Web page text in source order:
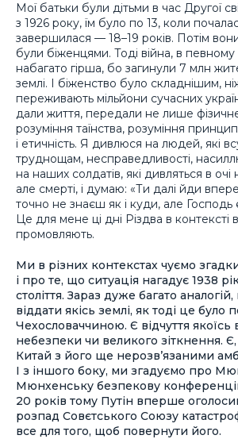
Мої батьки були дітьми в час Другої
з 1926 року, їм було по 13, коли
завершилася — 18–19 років. Потім
були біженцями. Тоді війна, в певному
набагато гірша, бо загинули 7 млн
землі. І біженство було складнішим,
переживають мільйони сучасних
дали життя, передали не лише
розуміння таїнства, розуміння
і етичність. Я дивлюся на людей, які
труднощам, несправедливості,
на наших солдатів, які дивляться в
але смерті, і думаю: «Ти далі йди
точно не знаєш як і куди, але Господь
Це для мене ці дні Різдва в контексті
промовляють.
Ми в різних контекстах чуємо
і про те, що ситуація нагадує 1938
століття. Зараз дуже багато
віддати якісь землі, як тоді це було
Чехословаччиною. Є відчуття якоїсь
небезпеки чи великого зіткнення.
Китай з його ще нерозв’язаними
І з іншого боку, ми згадуємо про
Мюнхенську безпекову
20 років тому Путін вперше
розпад Совєтського Союзу
все для того, щоб повернути його.